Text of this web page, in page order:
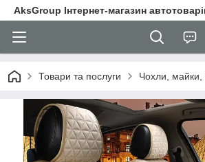
AksGroup Інтернет-магазин
Товари та послуги Чохли, майки,